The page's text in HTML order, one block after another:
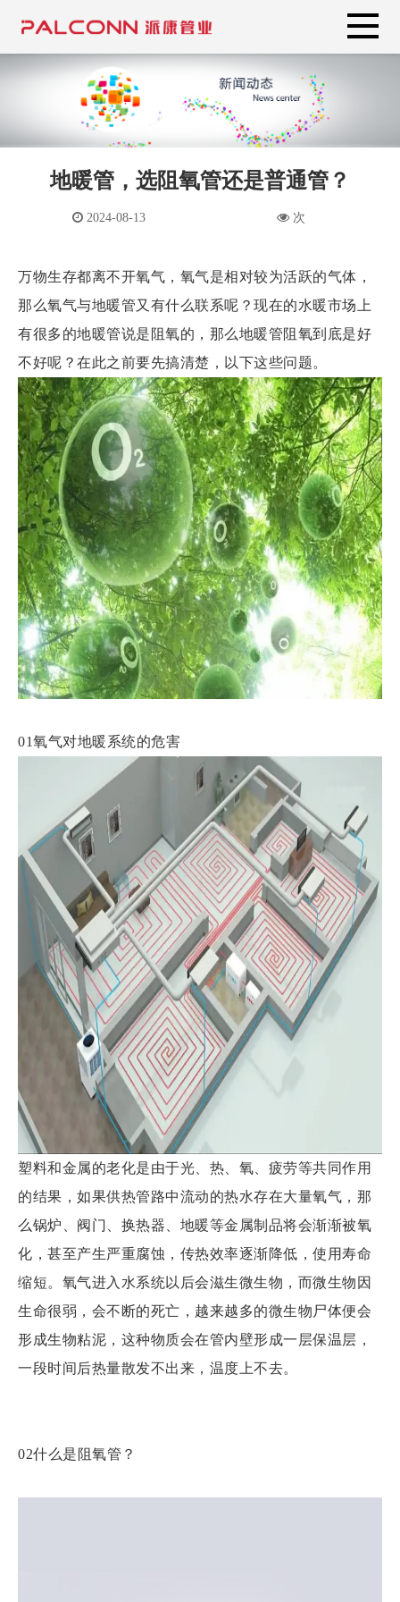
地暖管，选阻氧管还是普通管？
2024-08-13 次
万物生存都离不开氧气，氧气是相对较为活跃的气体，
那么氧气与地暖管又有什么联系呢？现在的水暖市场上
有很多的地暖管说是阻氧的，那么地暖管阻氧到底是好
不好呢？在此之前要先搞清楚，以下这些问题。
01氧气对地暖系统的危害
塑料和金属的老化是由于光、热、氧、疲劳等共同作用
的结果，如果供热管路中流动的热水存在大量氧气，那
么锅炉、阀门、换热器、地暖等金属制品将会渐渐被氧
化，甚至产生严重腐蚀，传热效率逐渐降低，使用寿命
缩短。氧气进入水系统以后会滋生微生物，而微生物因
生命很弱，会不断的死亡，越来越多的微生物尸体便会
形成生物粘泥，这种物质会在管内壁形成一层保温层，
一段时间后热量散发不出来，温度上不去。
02什么是阻氧管？